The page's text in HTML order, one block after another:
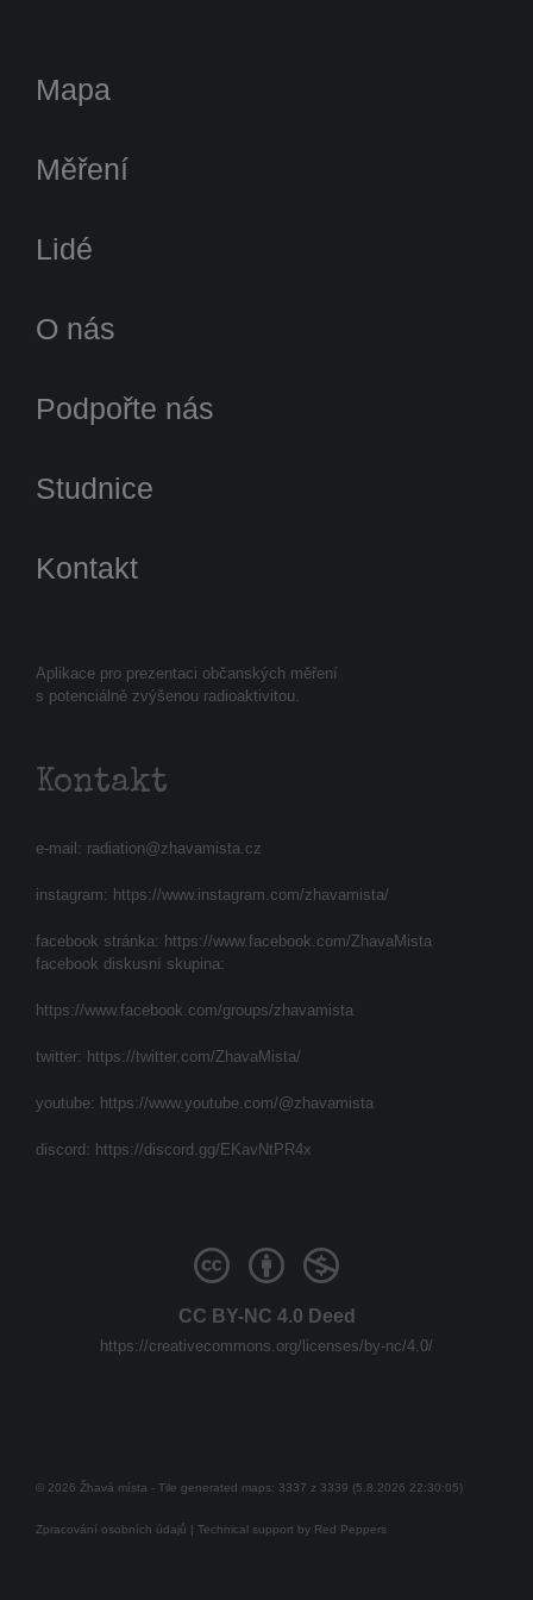
Aplikace pro prezentaci občanských měření
s potenciálně zvýšenou radioaktivitou.
Kontakt
e-mail: radiation@zhavamista.cz
instagram: https://www.instagram.com/zhavamista/
facebook stránka: https://www.facebook.com/ZhavaMista
facebook diskusní skupina:
https://www.facebook.com/groups/zhavamista
twitter: https://twitter.com/ZhavaMista/
youtube: https://www.youtube.com/@zhavamista
discord: https://discord.gg/EKavNtPR4x
Mapa
Měření
Lidé
O nás
Podpořte nás
Studnice
Kontakt
CC BY-NC 4.0 Deed
https://creativecommons.org/licenses/by-nc/4.0/
© 2026 Žhavá místa - Tile generated maps: 3337 z 3339 (5.8.2026 22:30:05)
Zpracování osobních údajů | Technical support by Red Peppers